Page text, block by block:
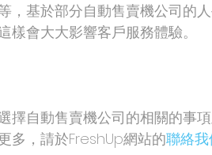
，基於部分自動售賣機公司的
會大大影響客戶服務體驗。
擇自動售賣機公司的相關的事
多，請於FreshUp網站的聯絡我